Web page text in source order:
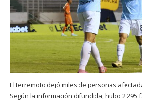
El terremoto dejó miles de personas
Según la información difundida, hubo 2.295